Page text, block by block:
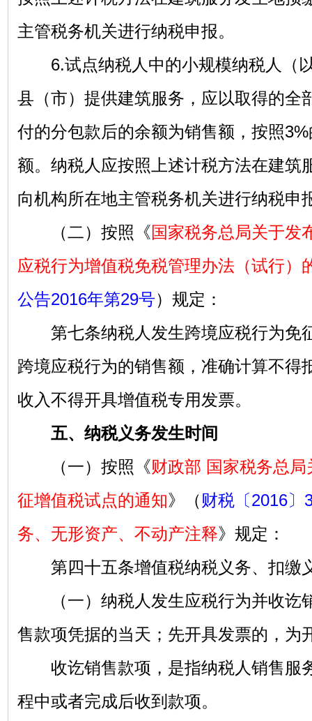
主管税务机关进行纳税申报。
6.试点纳税人中的小规模纳税人（
县（市）提供建筑服务，应以取得的全
付的分包款后的余额为销售额，按照
额。纳税人应按照上述计税方法在建筑
向机构所在地主管税务机关进行纳税申
（二）按照《国家税务总局关于发
应税行为增值税免税管理办法（试行）
公告2016年第29号）规定：
第七条纳税人发生跨境应税行为免
跨境应税行为的销售额，准确计算不得
收入不得开具增值税专用发票。
五、纳税义务发生时间
（一）按照《财政部 国家税务总
征增值税试点的通知》（财税〔2016〕
务、无形资产、不动产注释》规定：
第四十五条增值税纳税义务、扣缴
（一）纳税人发生应税行为并收讫
售款项凭据的当天；先开具发票的，为
收讫销售款项，是指纳税人销售服
程中或者完成后收到款项。